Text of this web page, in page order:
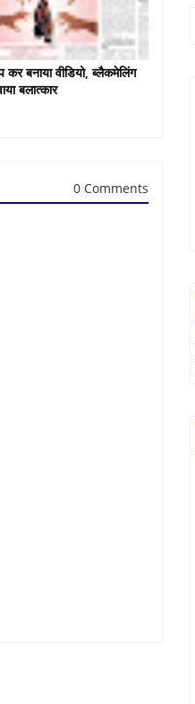
कर बनाया वीडियो, ब्लैकमेलिंग
बलात्कार
0 Comments